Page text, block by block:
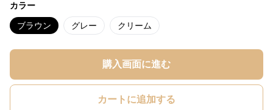
カラー
ブラウン グレー クリーム
購入画面に進む
カートに追加する